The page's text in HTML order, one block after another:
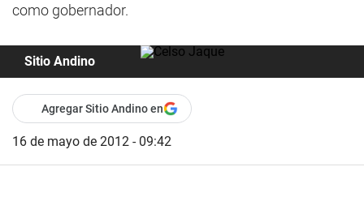
como gobernador.
Sitio Andino
Agregar Sitio Andino en
16 de mayo de 2012 - 09:42